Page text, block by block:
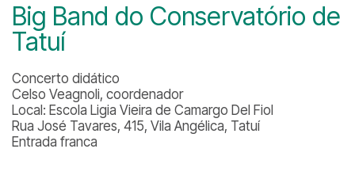
Big Band do Conservatório de
Tatuí
Concerto didático
Celso Veagnoli, coordenador
Local: Escola Ligia Vieira de Camargo Del Fiol
Rua José Tavares, 415, Vila Angélica, Tatuí
Entrada franca